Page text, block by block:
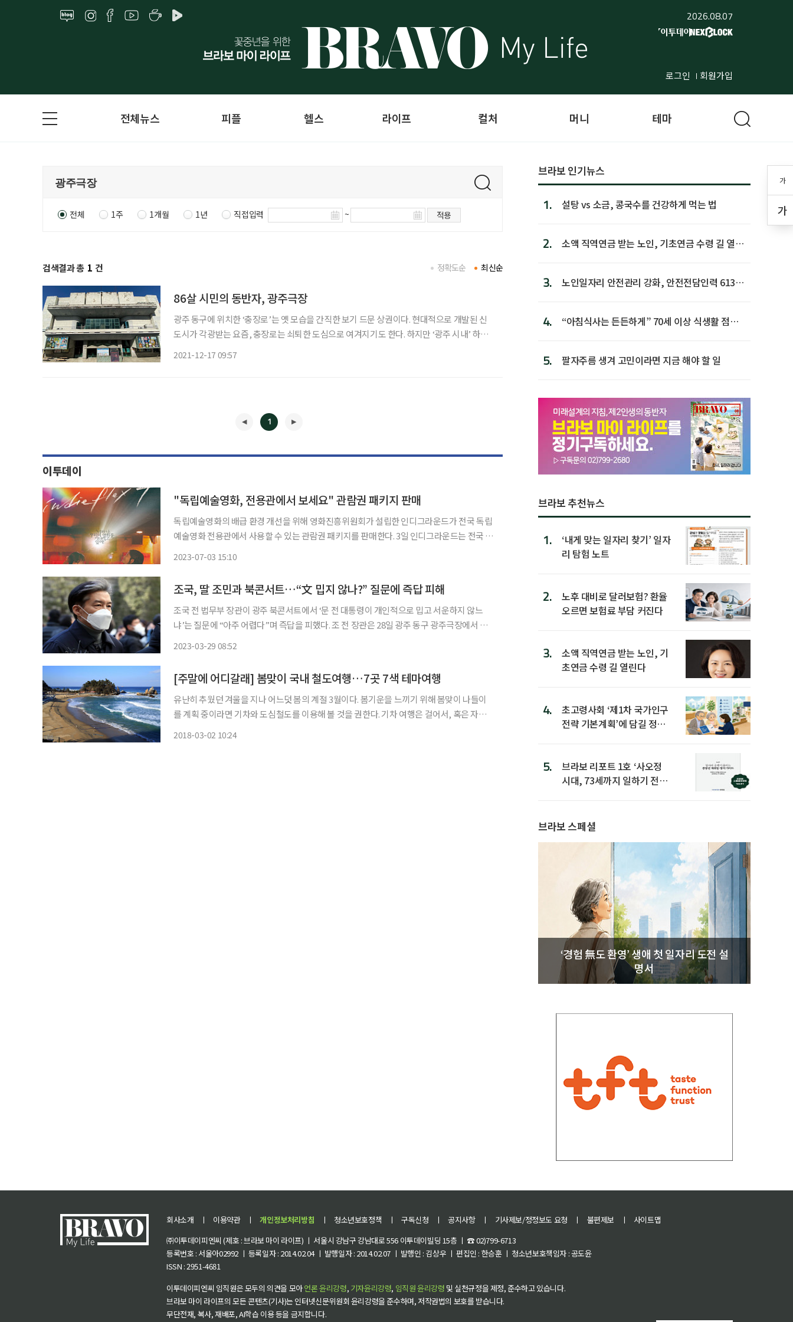
2026.08.07
로그인 회원가입
가
가
전체뉴스 피플 헬스 라이프 컬처 머니 테마
전체 1주 1개월 1년 직접입력 ~ 적용
검색결과 총 1 건 최신순
정확도순
86살 시민의 동반자, 광주극장
광주 동구에 위치한 ‘충장로’는 옛 모습을 간직한 보기 드문 상권이다. 현대적으로 개발된 신
도시가 각광받는 요즘, 충장로는 쇠퇴한 도심으로 여겨지기도 한다. 하지만 ‘광주 시내’ 하면
2021-12-17 09:57
1
이투데이
"독립예술영화, 전용관에서 보세요" 관람권 패키지 판매
독립예술영화의 배급 환경 개선을 위해 영화진흥위원회가 설립한 인디그라운드가 전국 독립
예술영화 전용관에서 사용할 수 있는 관람권 패키지를 판매한다. 3일 인디그라운드는 전국 독
2023-07-03 15:10
조국, 딸 조민과 북콘서트…“文 밉지 않나?” 질문에 즉답 피해
조국 전 법무부 장관이 광주 북콘서트에서 ‘문 전 대통령이 개인적으로 밉고 서운하지 않느
냐’는 질문에 “아주 어렵다”며 즉답을 피했다. 조 전 장관은 28일 광주 동구 광주극장에서 자
2023-03-29 08:52
[주말에 어디갈래] 봄맞이 국내 철도여행…7곳 7색 테마여행
유난히 추웠던 겨울을 지나 어느덧 봄의 계절 3월이다. 봄기운을 느끼기 위해 봄맞이 나들이
를 계획 중이라면 기차와 도심철도를 이용해 볼 것을 권한다. 기차 여행은 걸어서, 혹은 자동
2018-03-02 10:24
브라보 인기뉴스
1. 설탕 vs 소금, 콩국수를 건강하게 먹는 법
2.
소액 직역연금 받는 노인, 기초연금 수령 길 열린
3.
노인일자리 안전관리 강화, 안전전담인력 613명
4.
“아침식사는 든든하게” 70세 이상 식생활 점수
5. 팔자주름 생겨 고민이라면 지금 해야 할 일
브라보 추천뉴스
1.
‘내게 맞는 일자리 찾기’ 일자
리 탐험 노트
2.
노후 대비로 달러보험? 환율
오르면 보험료 부담 커진다
3.
소액 직역연금 받는 노인, 기
초연금 수령 길 열린다
4.
초고령사회 ‘제1차 국가인구
전략 기본계획’에 담길 정책
5.
브라보 리포트 1호 ‘사오정
시대, 73세까지 일하기 전략’
브라보 스페셜
‘경험 無도 환영’ 생애 첫 일자리 도전 설
명서
회사소개 ㅣ 이용약관 ㅣ 개인정보처리방침 ㅣ 청소년보호정책 ㅣ 구독신청 ㅣ 공지사항 ㅣ 기사제보/정정보도 요청 ㅣ 불편제보 ㅣ
사이트맵
㈜이투데이피엔씨 (제호 : 브라보 마이 라이프) ㅣ 서울시 강남구 강남대로 556 이투데이빌딩 15층 ㅣ ☎ 02)799-6713
등록번호 : 서울아02992 ㅣ 등록일자 : 2014.02.04 ㅣ 발행일자 : 2014.02.07 ㅣ 발행인 : 김상우 ㅣ 편집인 : 한승훈 ㅣ 청소년보호책임자 : 공도윤
ISSN : 2951-4681
이투데이피엔씨 임직원은 모두의 의견을 모아언론 윤리강령, 기자윤리강령, 임직원 윤리강령 및 실천규정을 제정, 준수하고 있습니다.
브라보 마이 라이프의 모든 콘텐츠(기사)는 인터넷신문위원회 윤리강령을 준수하며, 저작권법의 보호를 받습니다.
무단전재, 복사, 재배포, AI학습 이용 등을 금지합니다.